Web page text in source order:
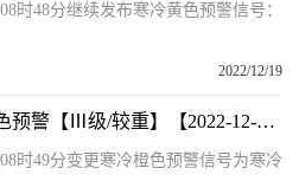
时48分继续发布寒冷黄色预警信号：
2022/12/19
乐东县气象台发布寒冷黄色预警【Ⅲ级/较重】【2022-12-19】
时49分变更寒冷橙色预警信号为寒冷